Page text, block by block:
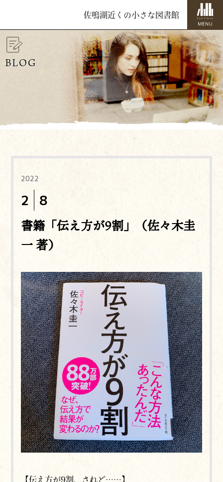
佐鳴湖近くの小さな図書館
BLOG
2022
2 8
書籍「伝え方が9割」（佐々木圭
一 著）
【伝え方が9割、されど……】